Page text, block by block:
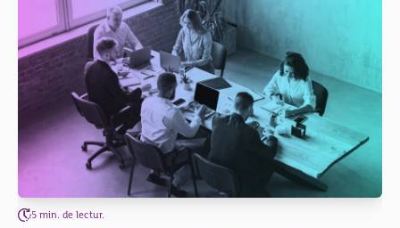
5 min. de lectur.